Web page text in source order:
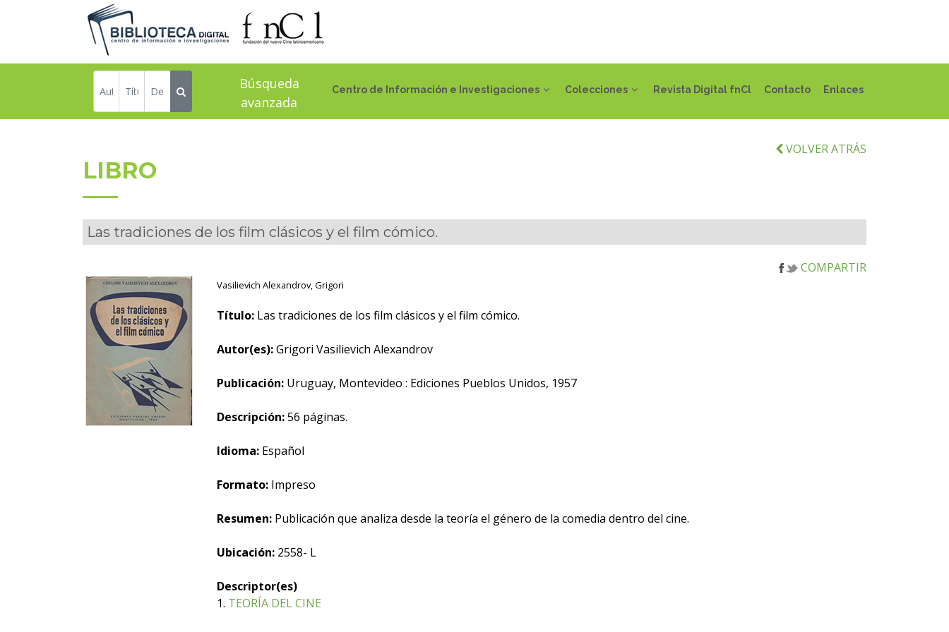
Centro de Información e Investigaciones Colecciones Revista Digital fnCl Contacto Enlaces
Búsqueda
avanzada
VOLVER ATRÁS
LIBRO
Las tradiciones de los film clásicos y el film cómico.
COMPARTIR
Vasilievich Alexandrov, Grigori
Título: Las tradiciones de los film clásicos y el film cómico.
Autor(es):Grigori Vasilievich Alexandrov
Publicación: Uruguay, Montevideo : Ediciones Pueblos Unidos, 1957
Descripción:56 páginas.
Idioma: Español
Formato: Impreso
Resumen: Publicación que analiza desde la teoría el género de la comedia dentro del cine.
Ubicación: 2558- L
Descriptor(es)
1. TEORÍA DEL CINE